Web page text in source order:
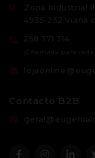
Zona Industrial
4935-232 Viana
258 371 314
Contacto B2B